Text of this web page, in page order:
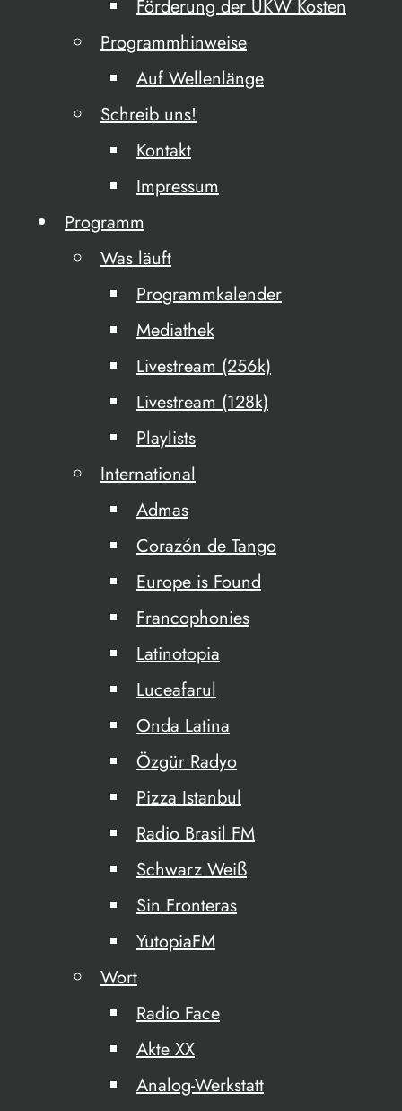
Förderung der UKW Kosten
Programmhinweise
Auf Wellenlänge
Schreib uns!
Kontakt
Impressum
Programm
Was läuft
Programmkalender
Mediathek
Livestream (256k)
Livestream (128k)
Playlists
International
Admas
Corazón de Tango
Europe is Found
Francophonies
Latinotopia
Luceafarul
Onda Latina
Özgür Radyo
Pizza Istanbul
Radio Brasil FM
Schwarz Weiß
Sin Fronteras
YutopiaFM
Wort
Radio Face
Akte XX
Analog-Werkstatt